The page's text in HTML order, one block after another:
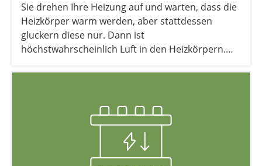
Sie drehen Ihre Heizung auf und warten, dass die
Heizkörper warm werden, aber stattdessen
gluckern diese nur. Dann ist
höchstwahrscheinlich Luft in den Heizkörpern.
entlüften. Wie das geht und was Sie benötigen,
erklären wir Ihnen Schritt für Schritt.